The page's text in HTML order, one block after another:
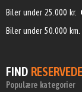
Biler under 25.000 kr.
Biler under 50.000 km.
FIND
Populære kategorier